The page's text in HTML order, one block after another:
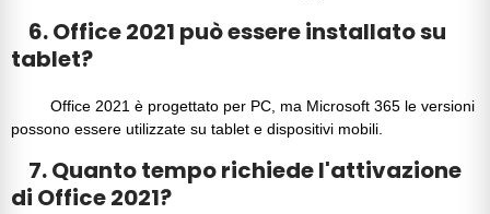
6. Office 2021 può essere installato su
tablet?
Office 2021 è progettato per PC, ma Microsoft 365 le versioni
possono essere utilizzate su tablet e dispositivi mobili.
7. Quanto tempo richiede l'attivazione
di Office 2021?